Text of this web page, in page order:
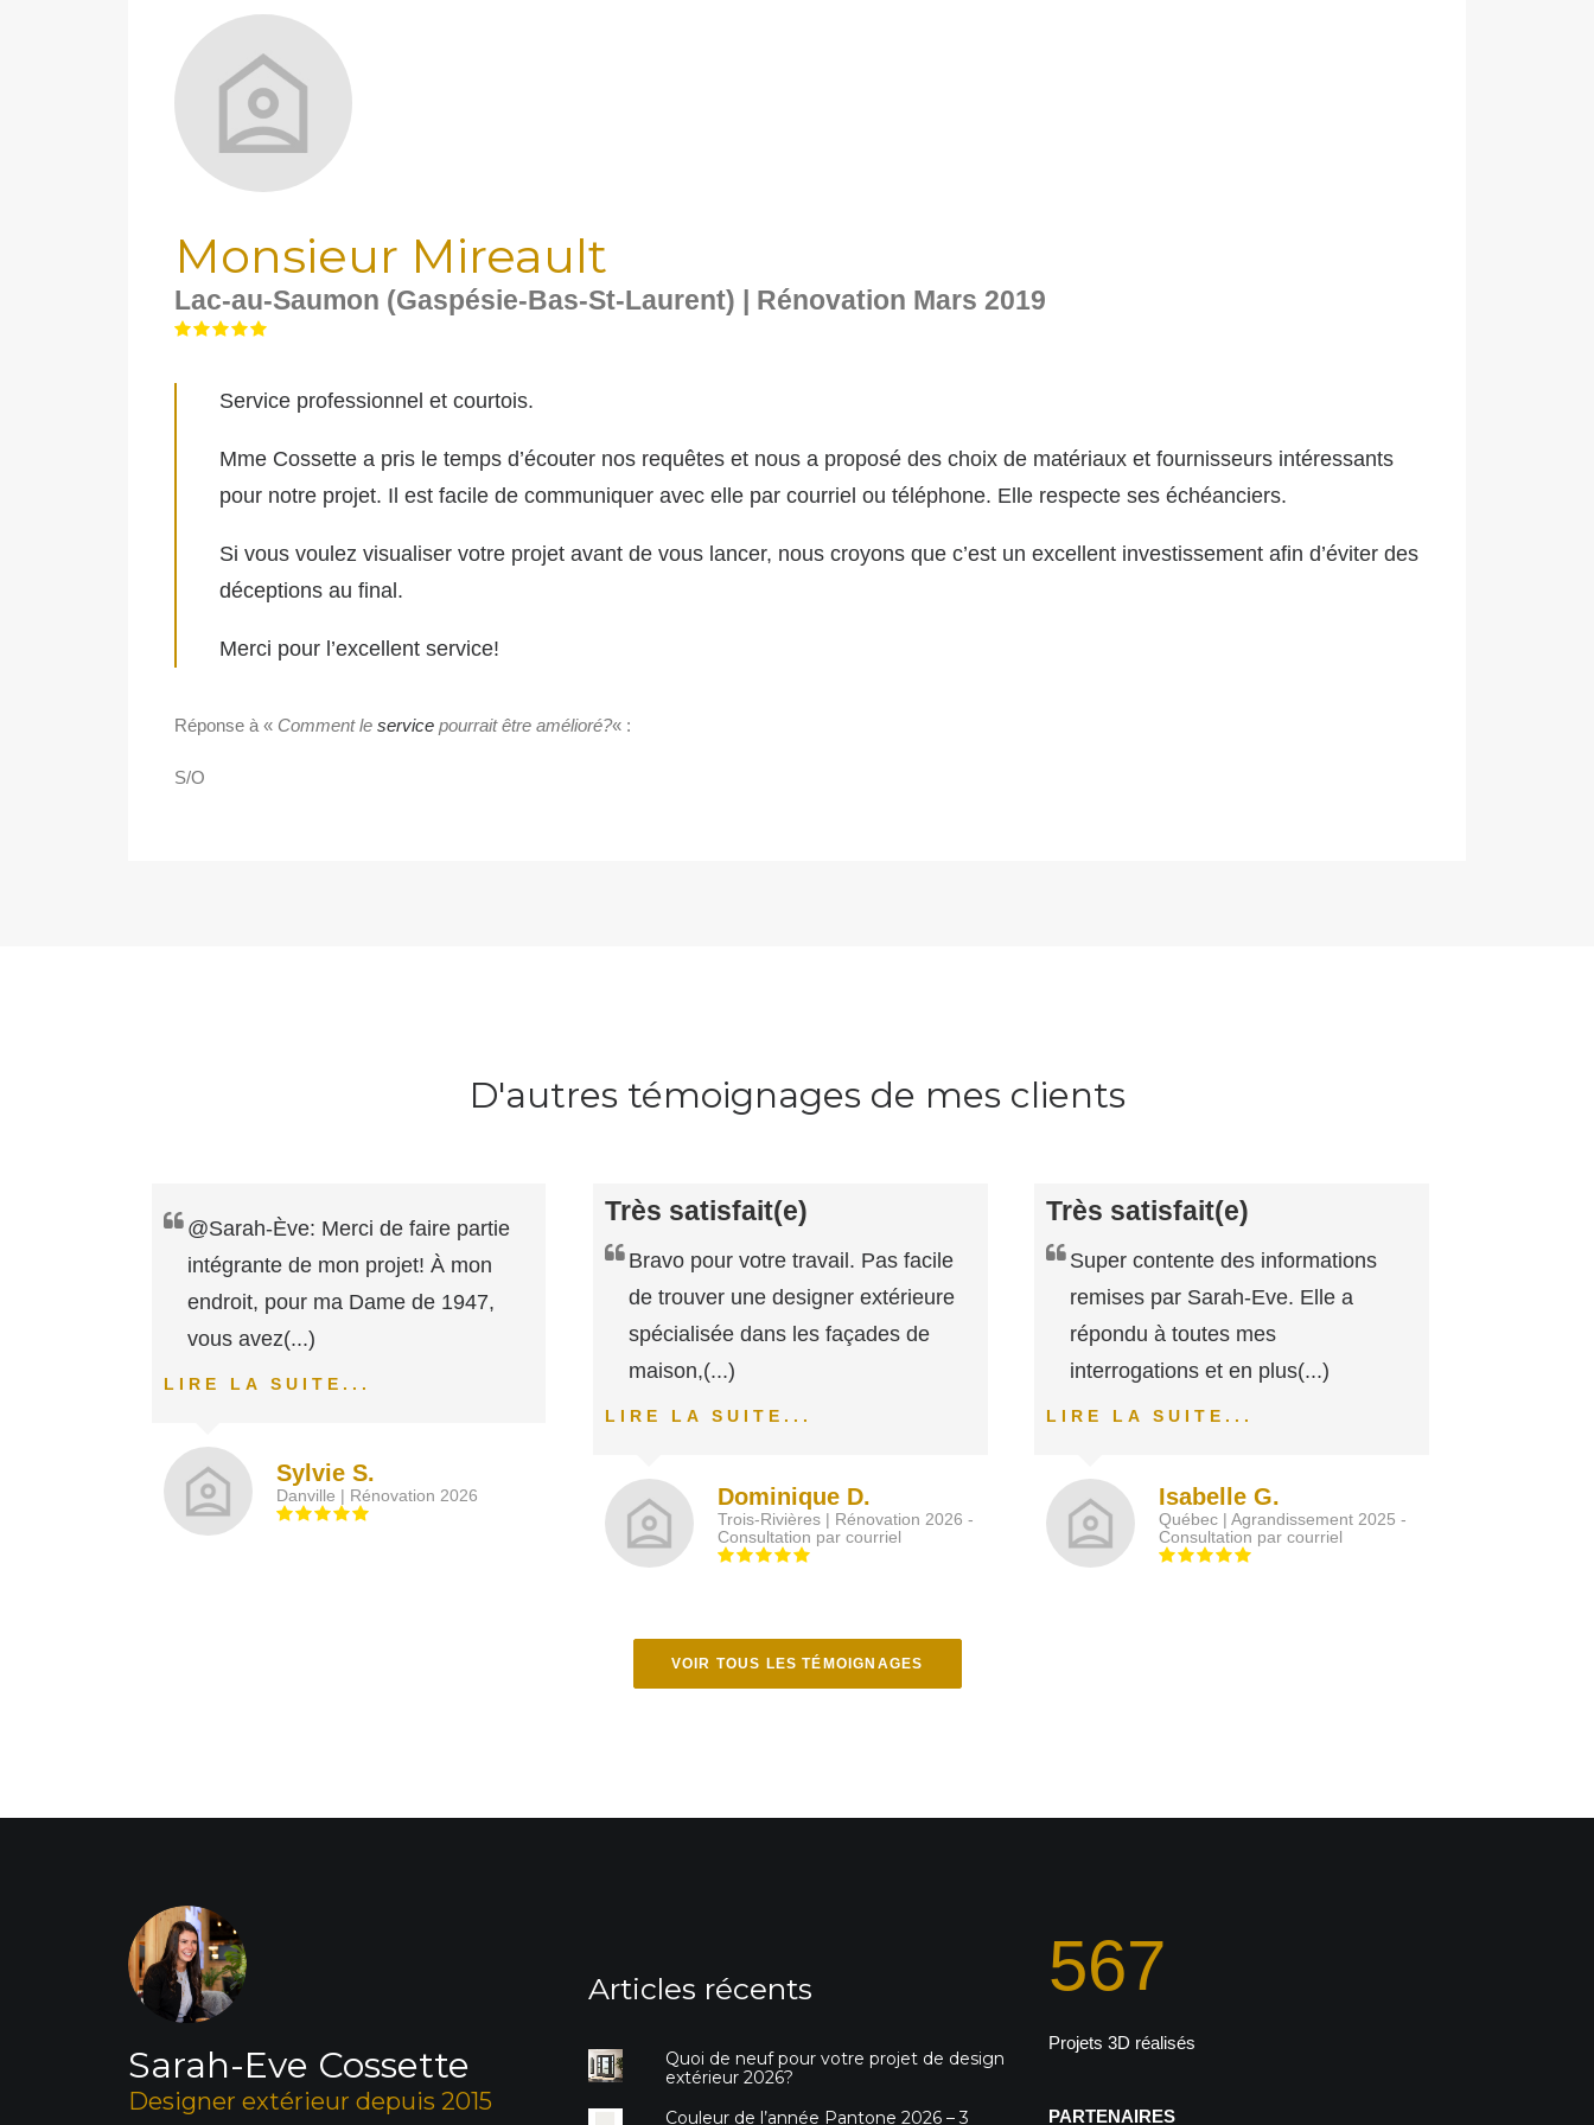
Monsieur Mireault
Lac-au-Saumon (Gaspésie-Bas-St-Laurent) | Rénovation Mars 2019
Service professionnel et courtois.
Mme Cossette a pris le temps d’écouter nos requêtes et nous a proposé des choix de matériaux et fournisseurs intéressants
pour notre projet. Il est facile de communiquer avec elle par courriel ou téléphone. Elle respecte ses échéanciers.
Si vous voulez visualiser votre projet avant de vous lancer, nous croyons que c’est un excellent investissement afin d’éviter des
déceptions au final.
Merci pour l’excellent service!
Réponse à « Comment le service pourrait être amélioré?« :
S/O
D'autres témoignages de mes clients
@Sarah-Ève: Merci de faire partie
intégrante de mon projet! À mon
endroit, pour ma Dame de 1947,
vous avez(...)
LIRE LA SUITE...
Sylvie S.
Danville | Rénovation 2026
Très satisfait(e)
Bravo pour votre travail. Pas facile
de trouver une designer extérieure
spécialisée dans les façades de
maison,(...)
LIRE LA SUITE...
Dominique D.
Trois-Rivières | Rénovation 2026 -
Consultation par courriel
Très satisfait(e)
Super contente des informations
remises par Sarah-Eve. Elle a
répondu à toutes mes
interrogations et en plus(...)
LIRE LA SUITE...
Isabelle G.
Québec | Agrandissement 2025 -
Consultation par courriel
VOIR TOUS LES TÉMOIGNAGES
Sarah-Eve Cossette
Designer extérieur depuis 2015
Articles récents
Quoi de neuf pour votre projet de design
extérieur 2026?
Couleur de l’année Pantone 2026 – 3
567
Projets 3D réalisés
PARTENAIRES